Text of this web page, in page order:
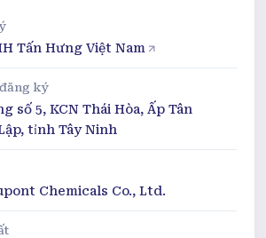
Tấn Hưng Việt Nam
ký
số 5, KCN Thái Hòa, Ấp Tân
tỉnh Tây Ninh
Chemicals Co., Ltd.